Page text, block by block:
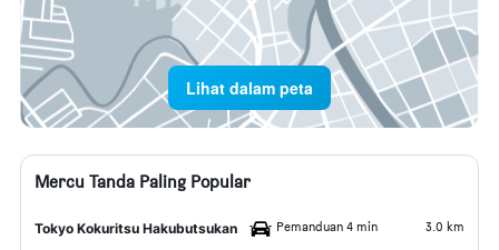
Lihat dalam peta
Mercu Tanda Paling Popular
Tokyo Kokuritsu Hakubutsukan Pemanduan 4 min 3.0 km